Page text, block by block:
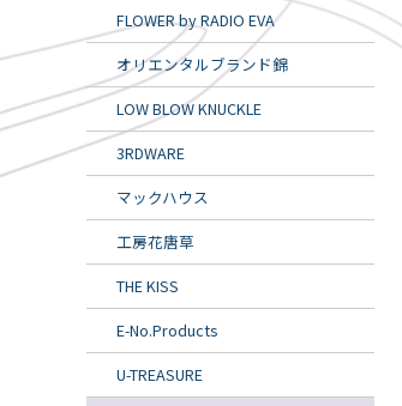
FLOWER by RADIO EVA
オリエンタルブランド錦
LOW BLOW KNUCKLE
3RDWARE
マックハウス
工房花唐草
THE KISS
E-No.Products
U-TREASURE